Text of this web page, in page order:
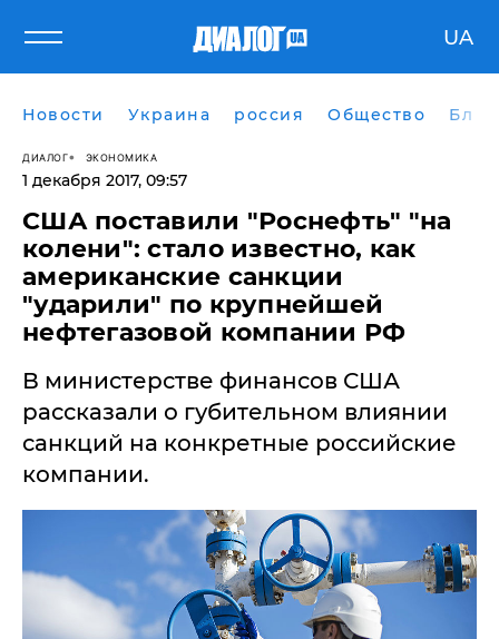
UA
Новости Украина россия Общество
ДИАЛОГ ЭКОНОМИКА
1 декабря 2017, 09:57
США поставили "Роснефть" "на
колени": стало известно, как
американские санкции
"ударили" по крупнейшей
нефтегазовой компании РФ
В министерстве финансов США
рассказали о губительном влиянии
санкций на конкретные российские
компании.